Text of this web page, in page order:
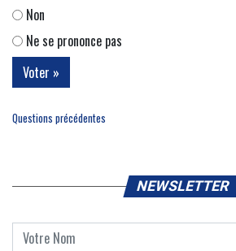
Non
Ne se prononce pas
Questions précédentes
NEWSLETTER